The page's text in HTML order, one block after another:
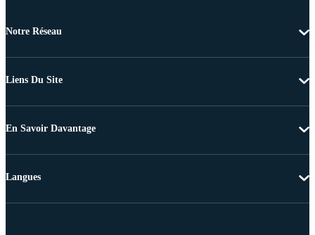
Notre Réseau
Liens Du Site
En Savoir Davantage
Langues